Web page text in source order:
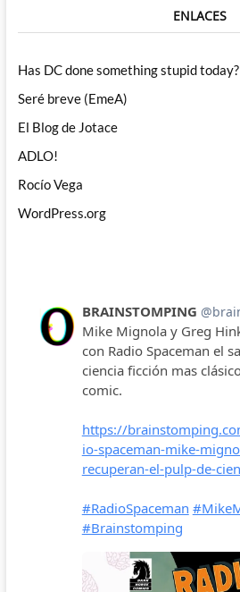
ENLACES
Has DC done something stupid today?
Seré breve (EmeA)
El Blog de Jotace
ADLO!
Rocío Vega
WordPress.org